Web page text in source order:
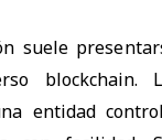
suele
blockchain.
entidad